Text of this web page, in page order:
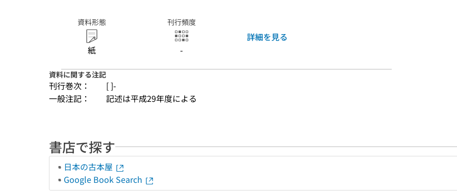
資料形態
紙
刊行頻度
-
詳細を見る
資料に関する注記
刊行巻次：
[ ]-
一般注記：
記述は平成29年度による
書店で探す
日本の古本屋
Google Book Search